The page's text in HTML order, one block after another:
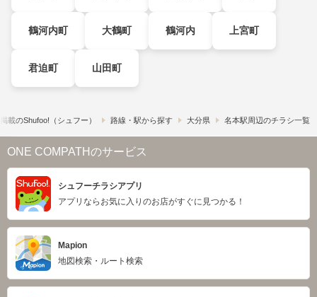
鶴河内町 大鶴町 鶴河内 上宮町
君迫町 山田町
載の​Shufoo!​（シュフー） 路線・駅から探す 大分県 名本駅周辺のチラシ一覧
ONE COMPATHのサービス
シュフーチラシアプリ
アプリならお気に入りのお店がすぐに見つかる！
Mapion
地図検索・ルート検索